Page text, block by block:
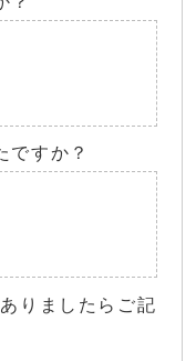
ですか？
りましたらご記